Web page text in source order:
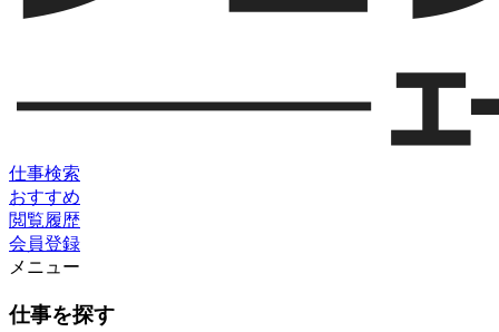
仕事検索
おすすめ
閲覧履歴
会員登録
メニュー
仕事を探す